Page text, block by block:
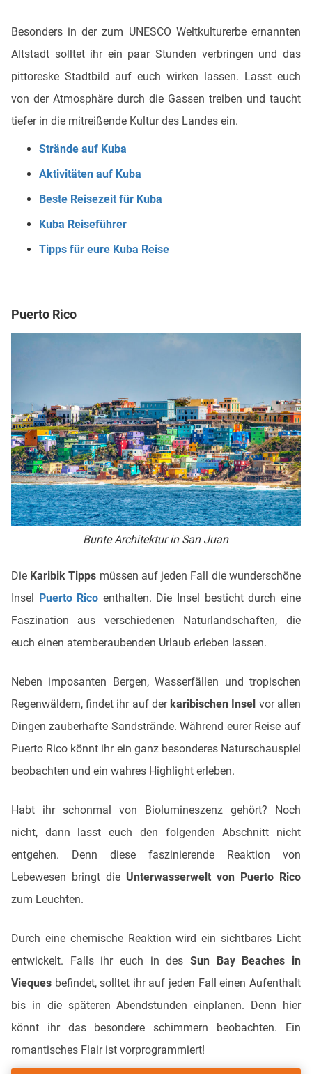
Besonders in der zum UNESCO Weltkulturerbe ernannten
Altstadt solltet ihr ein paar Stunden verbringen und das
pittoreske Stadtbild auf euch wirken lassen. Lasst euch
von der Atmosphäre durch die Gassen treiben und taucht
tiefer in die mitreißende Kultur des Landes ein.
Strände auf Kuba
Aktivitäten auf Kuba
Beste Reisezeit für Kuba
Kuba Reiseführer
Tipps für eure Kuba Reise
Puerto Rico
Bunte Architektur in San Juan
Die Karibik Tipps müssen auf jeden Fall die wunderschöne
Insel Puerto Rico enthalten. Die Insel besticht durch eine
Faszination aus verschiedenen Naturlandschaften, die
euch einen atemberaubenden Urlaub erleben lassen.
Neben imposanten Bergen, Wasserfällen und tropischen
Regenwäldern, findet ihr auf derkaribischen Insel vor allen
Dingen zauberhafte Sandstrände. Während eurer Reise auf
Puerto Rico könnt ihr ein ganz besonderes Naturschauspiel
beobachten und ein wahres Highlight erleben.
Habt ihr schonmal von Biolumineszenz gehört? Noch
nicht, dann lasst euch den folgenden Abschnitt nicht
entgehen. Denn diese faszinierende Reaktion von
Lebewesen bringt die Unterwasserwelt von Puerto Rico
zum Leuchten.
Durch eine chemische Reaktion wird ein sichtbares Licht
entwickelt. Falls ihr euch in des Sun Bay Beaches in
Vieques befindet, solltet ihr auf jeden Fall einen Aufenthalt
bis in die späteren Abendstunden einplanen. Denn hier
könnt ihr das besondere schimmern beobachten. Ein
romantisches Flair ist vorprogrammiert!